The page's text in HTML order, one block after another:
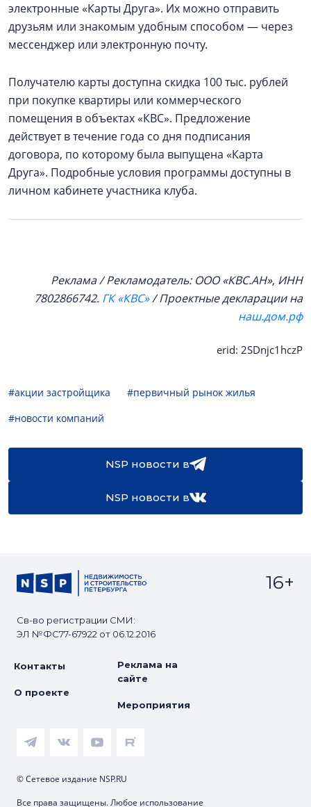
электронные «Карты Друга». Их можно отправить
друзьям или знакомым удобным способом — через
мессенджер или электронную почту.
Получателю карты доступна скидка 100 тыс. рублей
при покупке квартиры или коммерческого
помещения в объектах «КВС». Предложение
действует в течение года со дня подписания
договора, по которому была выпущена «Карта
Друга». Подробные условия программы доступны в
личном кабинете участника клуба.
Реклама / Рекламодатель: ООО «КВС.АН», ИНН
7802866742. ГК «КВС»/ Проектные декларации на
наш.дом.рф
erid: 2SDnjc1hczP
#акции застройщика
#первичный рынок жилья
#новости компаний
NSP новости в
NSP новости в
Св-во регистрации СМИ:
ЭЛ №ФС77-67922 от 06.12.2016
16+
Контакты
О проекте
Реклама на
сайте
Мероприятия
© Сетевое издание NSP.RU
Все права защищены. Любое использование